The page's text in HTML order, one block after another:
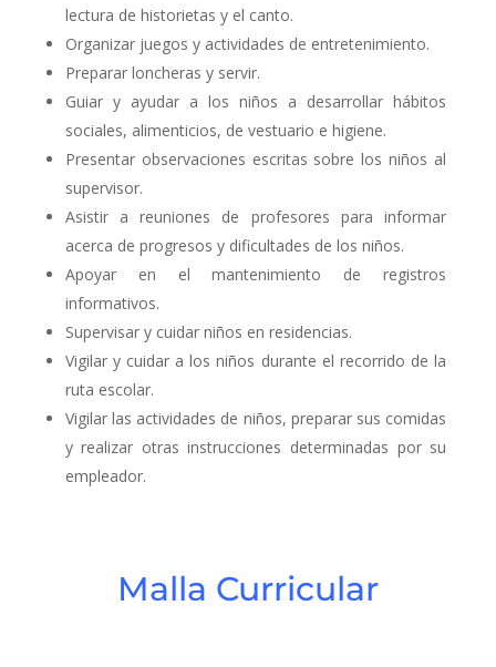
lectura de historietas y el canto.
Organizar juegos y actividades de entretenimiento.
Preparar loncheras y servir.
Guiar y ayudar a los niños a desarrollar hábitos
sociales, alimenticios, de vestuario e higiene.
Presentar observaciones escritas sobre los niños al
supervisor.
Asistir a reuniones de profesores para informar
acerca de progresos y dificultades de los niños.
Apoyar en el mantenimiento de registros
informativos.
Supervisar y cuidar niños en residencias.
Vigilar y cuidar a los niños durante el recorrido de la
ruta escolar.
Vigilar las actividades de niños, preparar sus comidas
y realizar otras instrucciones determinadas por su
empleador.
Malla Curricular